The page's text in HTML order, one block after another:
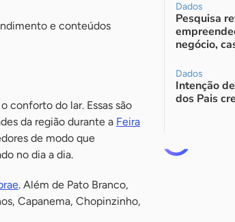
e conteúdos
conforto do lar. Essas são
da região durante a Feira
de modo que
no dia a dia.
. Além de Pato Branco,
Capanema, Chopinzinho,
Dados
Pesquisa
negócio,
Dados
Intenção
dos Pais